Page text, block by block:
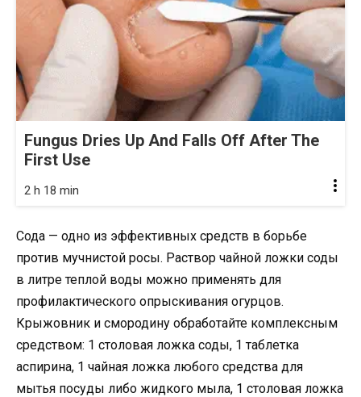
Fungus Dries Up And Falls Off After The
First Use
2 h 18 min
Сода — одно из эффективных средств в борьбе
против мучнистой росы. Раствор чайной ложки соды
в литре теплой воды можно применять для
профилактического опрыскивания огурцов.
Крыжовник и смородину обработайте комплексным
средством: 1 столовая ложка соды, 1 таблетка
аспирина, 1 чайная ложка любого средства для
мытья посуды либо жидкого мыла, 1 столовая ложка